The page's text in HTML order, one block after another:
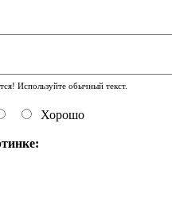
Используйте обычный текст.
Хорошо